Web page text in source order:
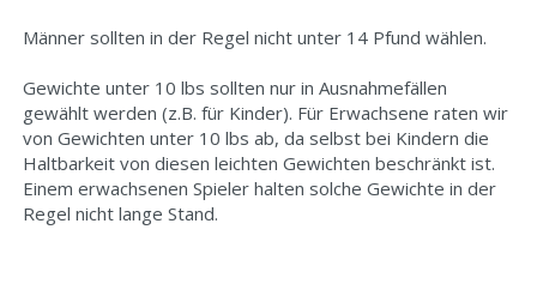
Männer sollten in der Regel nicht unter 14 Pfund wählen.
Gewichte unter 10 lbs sollten nur in Ausnahmefällen
gewählt werden (z.B. für Kinder). Für Erwachsene raten wir
von Gewichten unter 10 lbs ab, da selbst bei Kindern die
Haltbarkeit von diesen leichten Gewichten beschränkt ist.
Einem erwachsenen Spieler halten solche Gewichte in der
Regel nicht lange Stand.